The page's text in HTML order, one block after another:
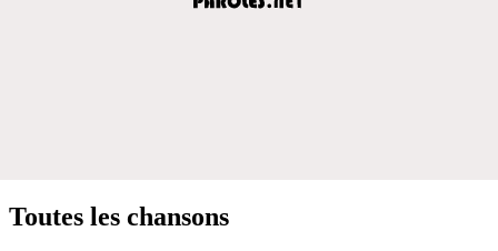
Toutes les chansons